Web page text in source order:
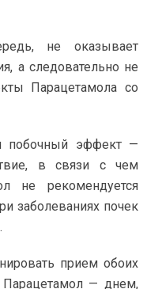
не оказывает
а следовательно не
Парацетамола со
побочный эффект —
в связи с чем
не рекомендуется
заболеваниях почек
прием обоих
Парацетамол — днем,